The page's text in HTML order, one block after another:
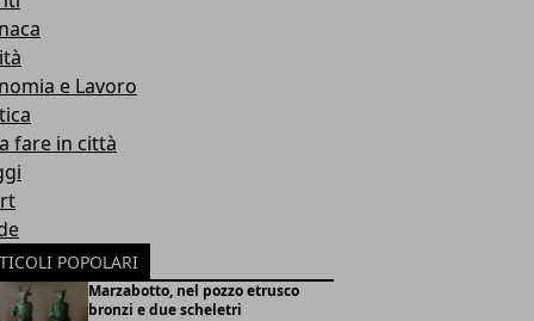
e Lavoro
fare in città
POPOLARI
Marzabotto, nel pozzo etrusco
bronzi e due scheletri